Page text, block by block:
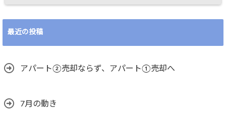
最近の投稿
アパート②売却ならず、アパート①売却へ
7月の動き